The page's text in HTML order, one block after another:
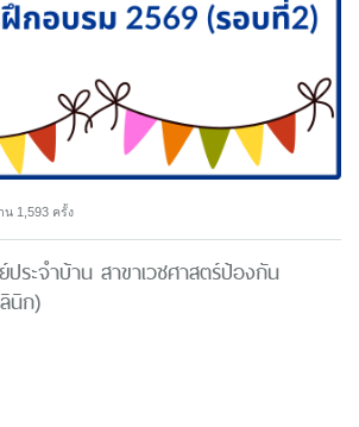
น 1,593 ครั้ง
ระจำบ้าน สาขาเวชศาสตร์ป้องกัน
นิก)